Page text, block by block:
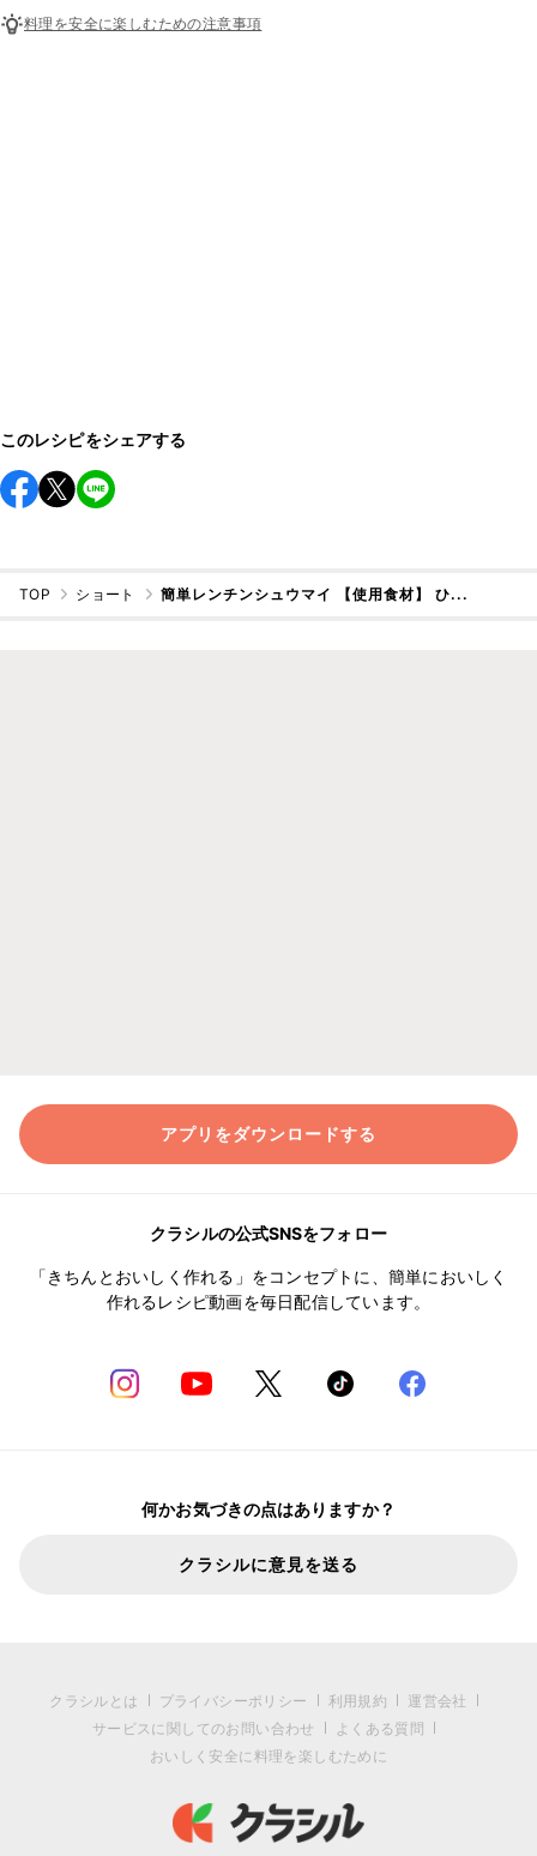
料理を安全に楽しむための注意事項
このレシピをシェアする
TOP ショート 簡単レンチンシュウマイ 【使用食材】 ひ...
アプリをダウンロードする
クラシルの公式SNSをフォロー
「きちんとおいしく作れる」をコンセプトに、簡単においしく
作れるレシピ動画を毎日配信しています。
何かお気づきの点はありますか？
クラシルに意見を送る
クラシルとは プライバシーポリシー 利用規約
運営会社
サービスに関してのお問い合わせ
よくある質問
おいしく安全に料理を楽しむために